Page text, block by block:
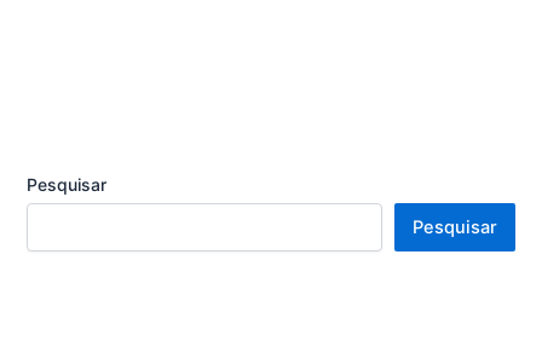
Pesquisar
Pesquisar